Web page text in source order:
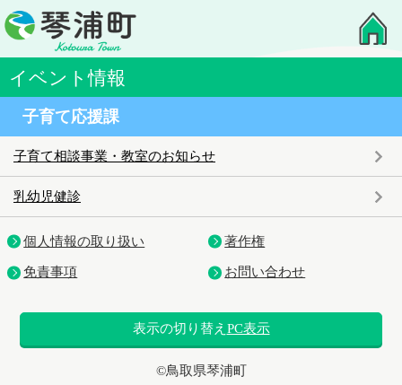
イベント情報
子育て応援課
子育て相談事業・教室のお知らせ
乳幼児健診
個人情報の取り扱い 著作権
免責事項 お問い合わせ
表示の切り替え PC表示
©鳥取県琴浦町